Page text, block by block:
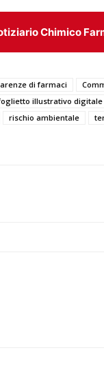
Chimico
di farmaci
illustrativo digitale
rischio ambientale